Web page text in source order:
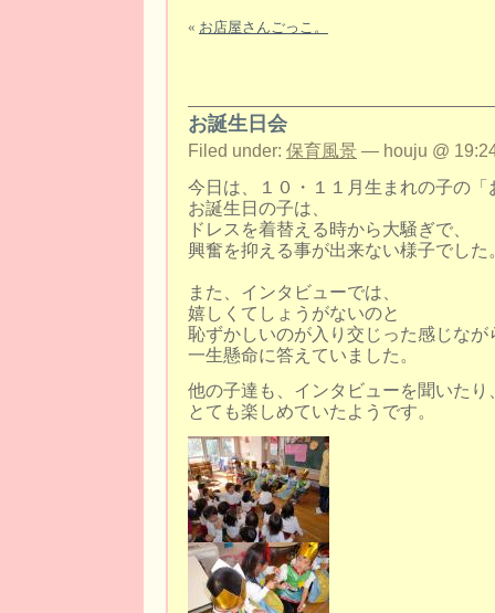
« お店屋さんごっこ。
お誕生日会
Filed under: 保育風景 — houju @
今日は、１０・１１月生まれの子の
お誕生日の子は、
ドレスを着替える時から大騒ぎで、
興奮を抑える事が出来ない様子でした
また、インタビューでは、
嬉しくてしょうがないのと
恥ずかしいのが入り交じった感じなが
一生懸命に答えていました。
他の子達も、インタビューを聞いた
とても楽しめていたようです。